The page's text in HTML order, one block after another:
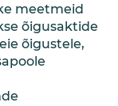
meetmeid
õigusaktide
õigustele,